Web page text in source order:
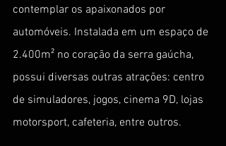
contemplar os apaixonados por
automóveis. Instalada em um espaço de
2.400m² no coração da serra gaúcha,
possui diversas outras atrações: centro
de simuladores, jogos, cinema 9D, lojas
motorsport, cafeteria, entre outros.